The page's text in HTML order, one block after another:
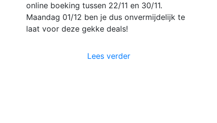
online boeking tussen 22/11 en 30/11.
Maandag 01/12 ben je dus onvermijdelijk te
laat voor deze gekke deals!
Lees verder